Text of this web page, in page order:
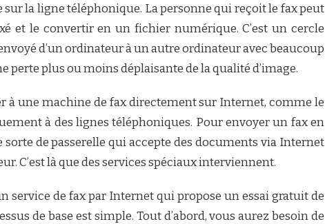
sur la ligne téléphonique. La personne qui reçoit le fax peut
et le convertir en un fichier numérique. C’est un cercle
d’un ordinateur à un autre ordinateur avec beaucoup
perte plus ou moins déplaisante de la qualité d’image.
à une machine de fax directement sur Internet, comme le
à des lignes téléphoniques. Pour envoyer un fax en
sorte de passerelle qui accepte des documents via Internet
C’est là que des services spéciaux interviennent.
service de fax par Internet qui propose un essai gratuit de
de base est simple. Tout d’abord, vous aurez besoin de